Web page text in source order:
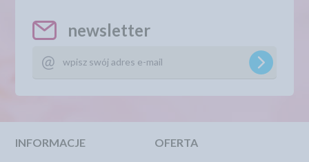
newsletter
INFORMACJE OFERTA